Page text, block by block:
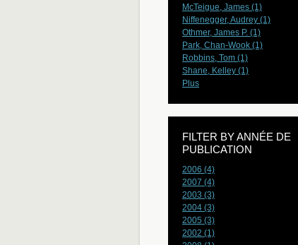
McTeigue, James (1)
Niffenegger, Audrey (1)
Othmer, James P. (1)
Park, Chan-Wook (1)
Robbins, Tom (1)
Shane, Kelley (1)
Plus
FILTER BY ANNÉE DE
PUBLICATION
2006 (4)
2007 (4)
2003 (3)
2004 (3)
2005 (3)
2002 (1)